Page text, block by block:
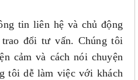
tin liên hệ và chủ động
trao đổi tư vấn. Chúng tôi
cảm và cách nói chuyện
tôi dễ làm việc với khách